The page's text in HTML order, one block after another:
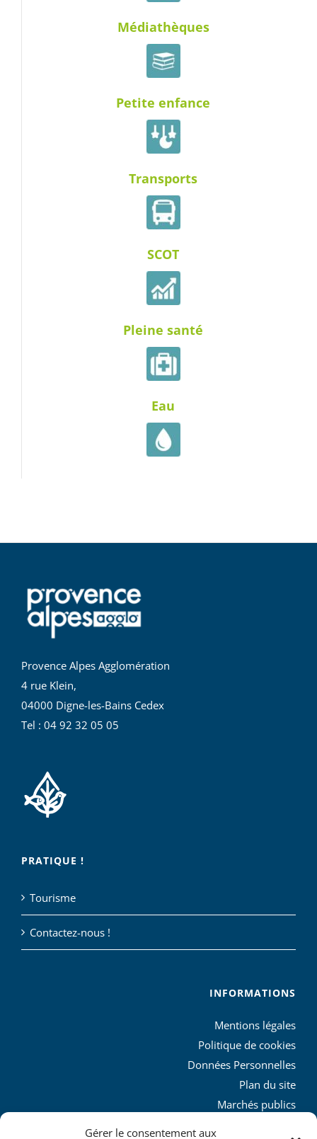
Gérer le consentement aux
Médiathèques
Petite enfance
Transports
SCOT
Pleine santé
Eau
Provence Alpes Agglomération
4 rue Klein,
04000 Digne-les-Bains Cedex
Tel : 04 92 32 05 05
PRATIQUE !
Tourisme
Contactez-nous !
INFORMATIONS
Mentions légales
Politique de cookies
Données Personnelles
Plan du site
Marchés publics